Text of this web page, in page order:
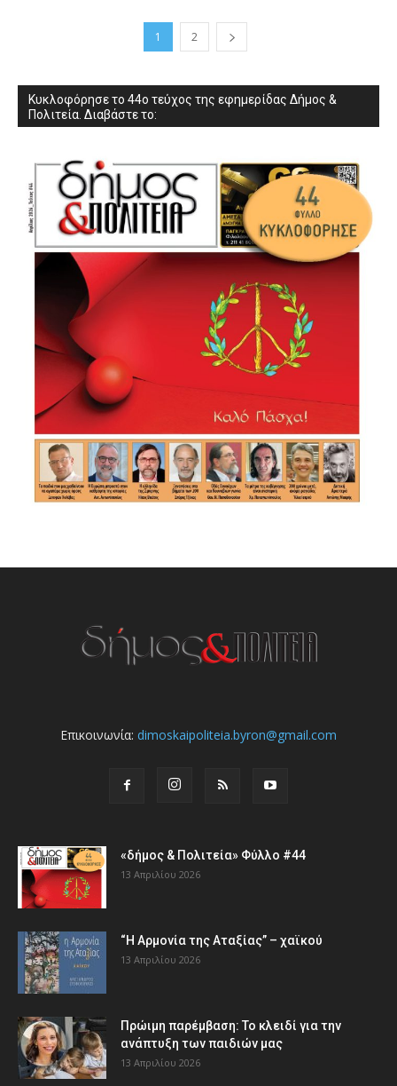
1 2
Κυκλοφόρησε το 44ο τεύχος της εφημερίδας Δήμος &
Πολιτεία. Διαβάστε το:
Επικοινωνία: dimoskaipoliteia.byron@gmail.com
«δήμος & Πολιτεία» Φύλλο #44
13 Απριλίου 2026
“Η Αρμονία της Αταξίας” – χαϊκού
13 Απριλίου 2026
Πρώιμη παρέμβαση: Το κλειδί για την
ανάπτυξη των παιδιών µας
13 Απριλίου 2026